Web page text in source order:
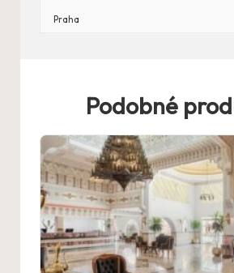
Praha
Podobné